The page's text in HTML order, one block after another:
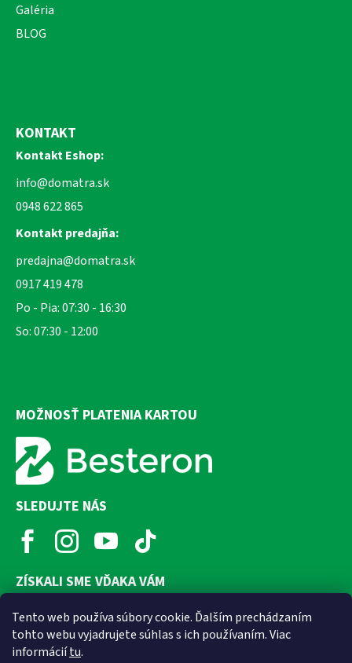
Tento web používa súbory cookie. Ďalším prechádzaním
tohto webu vyjadrujete súhlas s ich používaním. Viac
informáciítu.
Galéria
BLOG
KONTAKT
Kontakt Eshop:
info@domatra.sk
0948 622 865
Kontakt predajňa:
predajna@domatra.sk
0917 419 478
Po - Pia: 07:30 - 16:30
So: 07:30 - 12:00
MOŽNOSŤ PLATENIA KARTOU
SLEDUJTE NÁS
ZÍSKALI SME VĎAKA VÁM